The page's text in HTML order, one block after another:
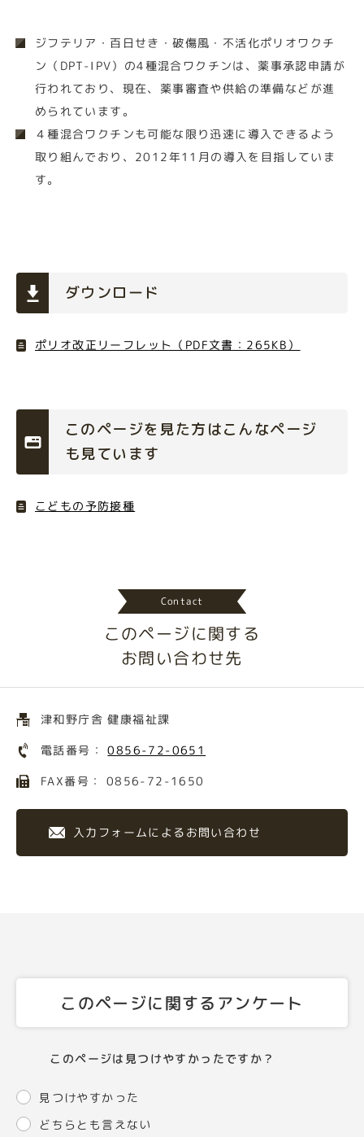
ジフテリア・百日せき・破傷風・不活化ポリオワクチ
ン（DPT-IPV）の4種混合ワクチンは、薬事承認申請が
行われており、現在、薬事審査や供給の準備などが進
められています。
４種混合ワクチンも可能な限り迅速に導入できるよう
取り組んでおり、2012年11月の導入を目指していま
す。
ダウンロード
ポリオ改正リーフレット（PDF文書：265KB）
このページを見た方はこんなページ
も見ています
こどもの予防接種
Contact
このページに関する
お問い合わせ先
津和野庁舎 健康福祉課
電話番号：0856-72-0651
FAX番号： 0856-72-1650
入力フォームによるお問い合わせ
このページに関するアンケート
このページは見つけやすかったですか？
見つけやすかった
どちらとも言えない